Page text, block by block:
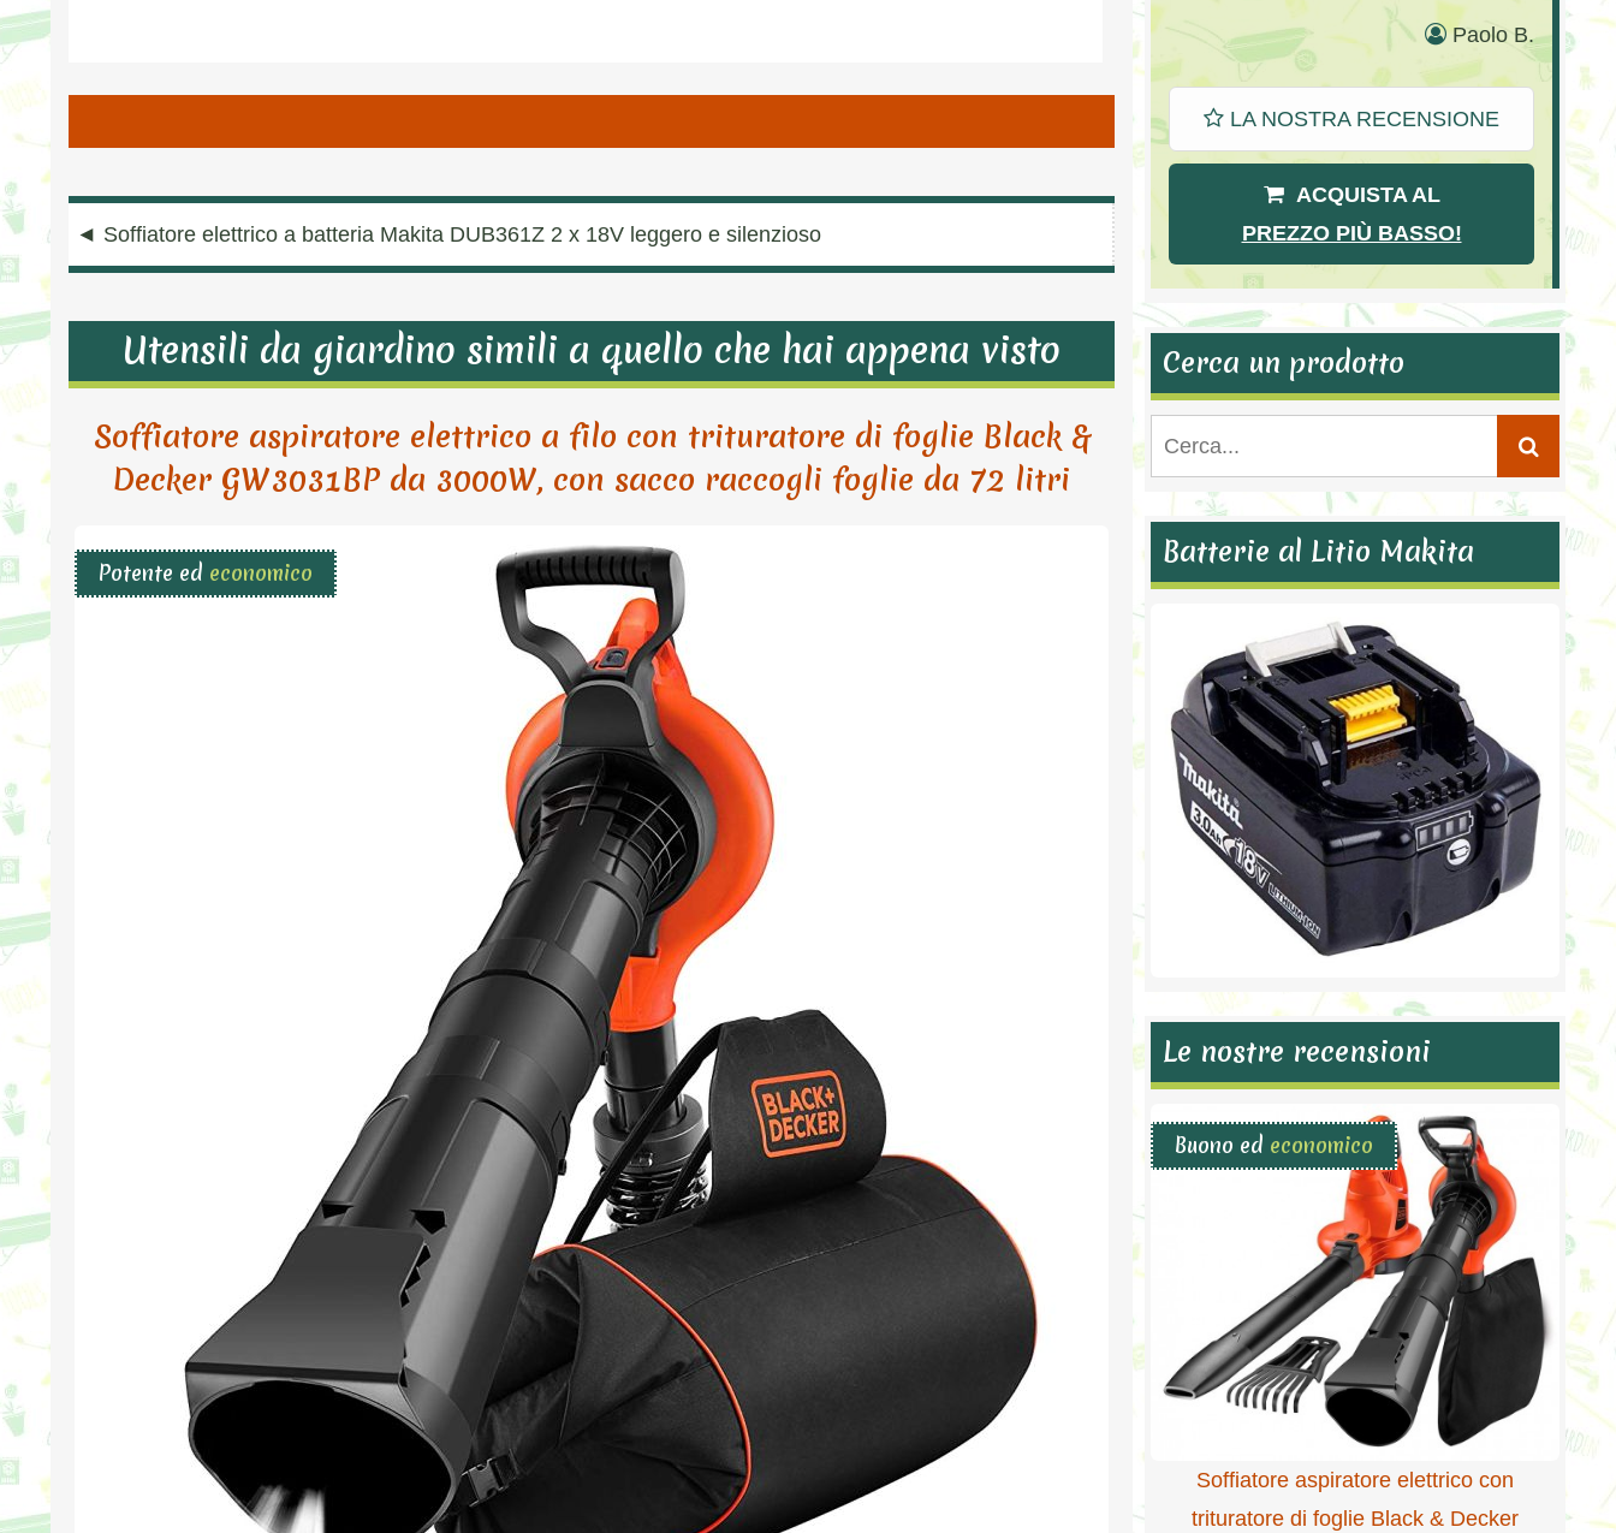
Navigazione
articoli
◄ Soffiatore elettrico a batteria Makita DUB361Z 2 x 18V leggero e silenzioso
Utensili da giardino simili a quello che hai appena visto
Soffiatore aspiratore elettrico a filo con trituratore di foglie Black &
Decker GW3031BP da 3000W, con sacco raccogli foglie da 72 litri
Potente ed economico
Paolo B.
LA NOSTRA RECENSIONE
ACQUISTA AL
PREZZO PIÙ BASSO!
Cerca un prodotto
Batterie al Litio Makita
Le nostre recensioni
Buono ed economico
Soffiatore aspiratore elettrico con
trituratore di foglie Black & Decker